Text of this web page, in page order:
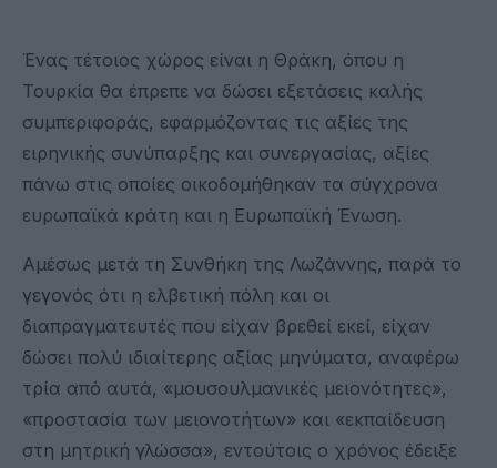
Ένας τέτοιος χώρος είναι η Θράκη, όπου η
Τουρκία θα έπρεπε να δώσει εξετάσεις καλής
συμπεριφοράς, εφαρμόζοντας τις αξίες της
ειρηνικής συνύπαρξης και συνεργασίας, αξίες
πάνω στις οποίες οικοδομήθηκαν τα σύγχρονα
ευρωπαϊκά κράτη και η Ευρωπαϊκή Ένωση.
Αμέσως μετά τη Συνθήκη της Λωζάννης, παρά το
γεγονός ότι η ελβετική πόλη και οι
διαπραγματευτές που είχαν βρεθεί εκεί, είχαν
δώσει πολύ ιδιαίτερης αξίας μηνύματα, αναφέρω
τρία από αυτά, «μουσουλμανικές μειονότητες»,
«προστασία των μειονοτήτων» και «εκπαίδευση
στη μητρική γλώσσα», εντούτοις ο χρόνος έδειξε